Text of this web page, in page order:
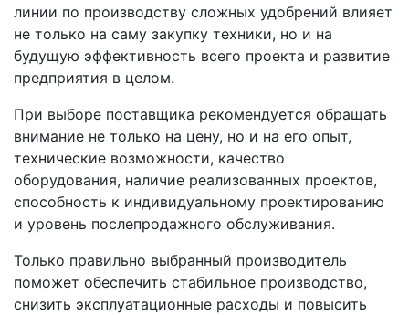
линии по производству сложных удобрений влияет
не только на саму закупку техники, но и на
будущую эффективность всего проекта и развитие
предприятия в целом.
При выборе поставщика рекомендуется обращать
внимание не только на цену, но и на его опыт,
технические возможности, качество
оборудования, наличие реализованных проектов,
способность к индивидуальному проектированию
и уровень послепродажного обслуживания.
Только правильно выбранный производитель
поможет обеспечить стабильное производство,
снизить эксплуатационные расходы и повысить